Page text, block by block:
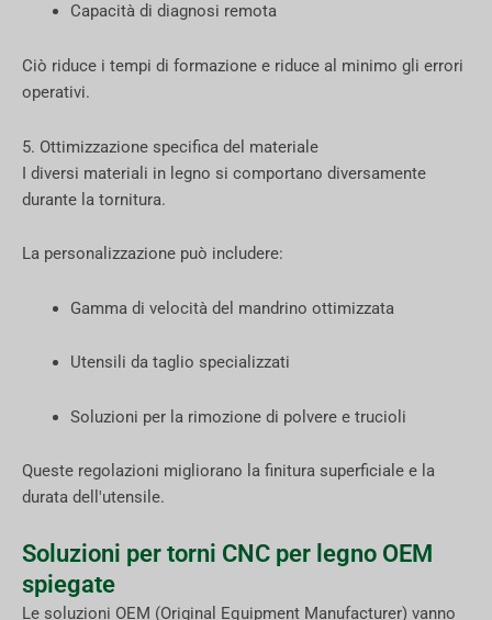
Capacità di diagnosi remota
Ciò riduce i tempi di formazione e riduce al minimo gli errori
operativi.
5. Ottimizzazione specifica del materiale
I diversi materiali in legno si comportano diversamente
durante la tornitura.
La personalizzazione può includere:
Gamma di velocità del mandrino ottimizzata
Utensili da taglio specializzati
Soluzioni per la rimozione di polvere e trucioli
Queste regolazioni migliorano la finitura superficiale e la
durata dell'utensile.
Soluzioni per torni CNC per legno OEM
spiegate
Le soluzioni OEM (Original Equipment Manufacturer) vanno